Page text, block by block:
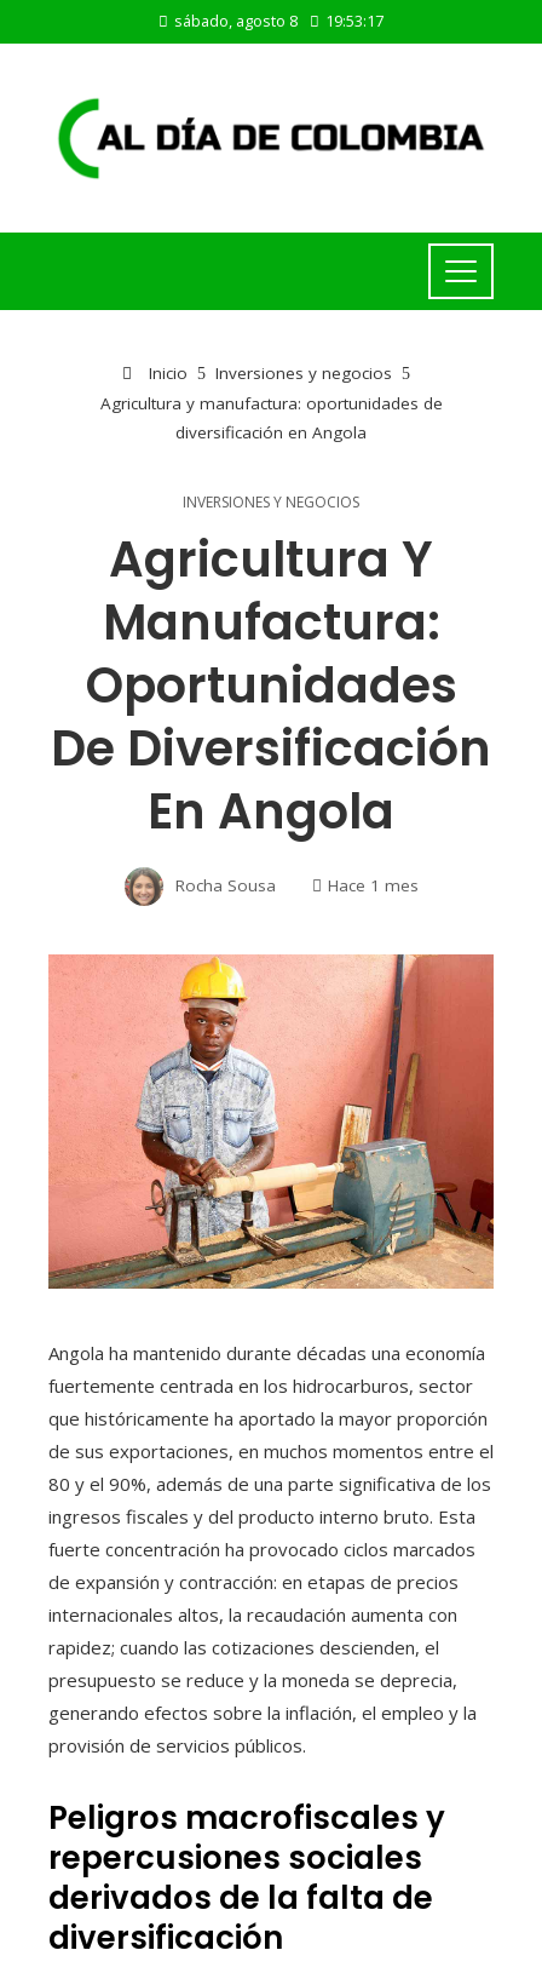
sábado, agosto 8 19:53:18
Inicio
Inversiones y negocios
Agricultura y manufactura: oportunidades de
diversificación en Angola
INVERSIONES Y NEGOCIOS
Agricultura Y
Manufactura:
Oportunidades
De Diversificación
En Angola
Rocha Sousa Hace 1 mes
Angola ha mantenido durante décadas una economía
fuertemente centrada en los hidrocarburos, sector
que históricamente ha aportado la mayor proporción
de sus exportaciones, en muchos momentos entre el
80 y el 90%, además de una parte significativa de los
ingresos fiscales y del producto interno bruto. Esta
fuerte concentración ha provocado ciclos marcados
de expansión y contracción: en etapas de precios
internacionales altos, la recaudación aumenta con
rapidez; cuando las cotizaciones descienden, el
presupuesto se reduce y la moneda se deprecia,
generando efectos sobre la inflación, el empleo y la
provisión de servicios públicos.
Peligros macrofiscales y
repercusiones sociales
derivados de la falta de
diversificación